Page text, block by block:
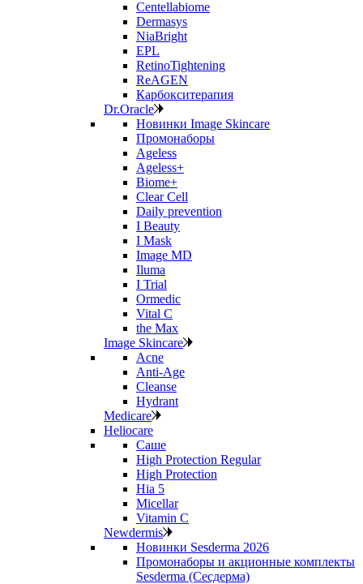
Centellabiome
Dermasys
NiaBright
EPL
RetinoTightening
ReAGEN
Карбокситерапия
Dr.Oracle
Новинки Image Skincare
Промонаборы
Ageless
Ageless+
Biome+
Clear Cell
Daily prevention
I Beauty
I Mask
Image MD
Iluma
I Trial
Ormedic
Vital C
the Max
Image Skincare
Acne
Anti‑Age
Cleanse
Hydrant
Medicare
Heliocare
Саше
High Protection Regular
High Protection
Hia 5
Micellar
Vitamin C
Newdermis
Новинки Sesderma 2026
Промонаборы и акционные комплекты
Sesderma (Сесдерма)